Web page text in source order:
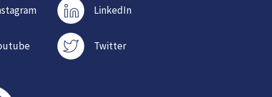
LinkedIn
Twitter